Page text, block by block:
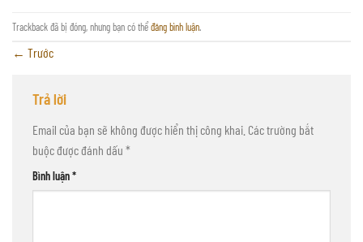
Trackback đã bị đóng, nhưng bạn có thểđăng bình luận.
← Trước
Trả lời
Email của bạn sẽ không được hiển thị công khai. Các trường bắt
buộc được đánh dấu *
Bình luận*